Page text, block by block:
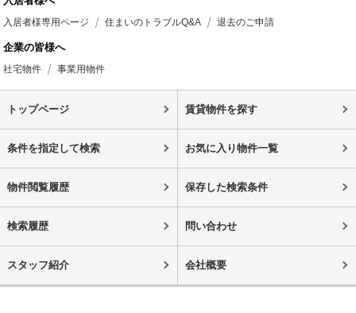
入居者様専用ページ 住まいのトラブルQ&A 退去のご申請
企業の皆様へ
社宅物件 事業用物件
トップページ 賃貸物件を探す
条件を指定して検索 お気に入り物件一覧
物件閲覧履歴 保存した検索条件
検索履歴 問い合わせ
スタッフ紹介 会社概要